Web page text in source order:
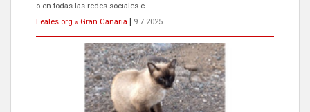
o en todas las redes sociales c...
Leales.org » Gran Canaria
9.7.2025